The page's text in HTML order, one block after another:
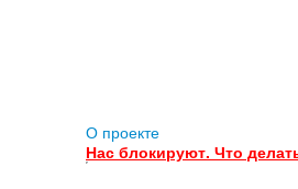
О проекте
Нас блокируют. Что